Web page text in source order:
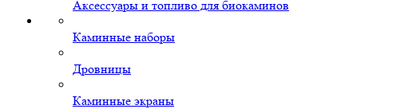
Аксессуары и топливо для биокаминов
Каминные наборы
Дровницы
Каминные экраны